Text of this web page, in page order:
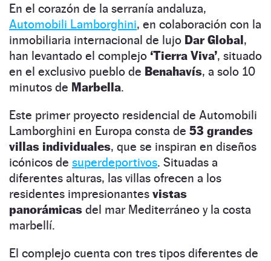
En el corazón de la serranía andaluza,
Automobili Lamborghini, en colaboración con la
inmobiliaria internacional de lujo Dar Global,
han levantado el complejo ‘Tierra Viva’, situado
en el exclusivo pueblo de Benahavís, a solo 10
minutos de Marbella.
Este primer proyecto residencial de Automobili
Lamborghini en Europa consta de 53 grandes
villas individuales, que se inspiran en diseños
icónicos de superdeportivos. Situadas a
diferentes alturas, las villas ofrecen a los
residentes impresionantes vistas
panorámicas del mar Mediterráneo y la costa
marbellí.
El complejo cuenta con tres tipos diferentes de